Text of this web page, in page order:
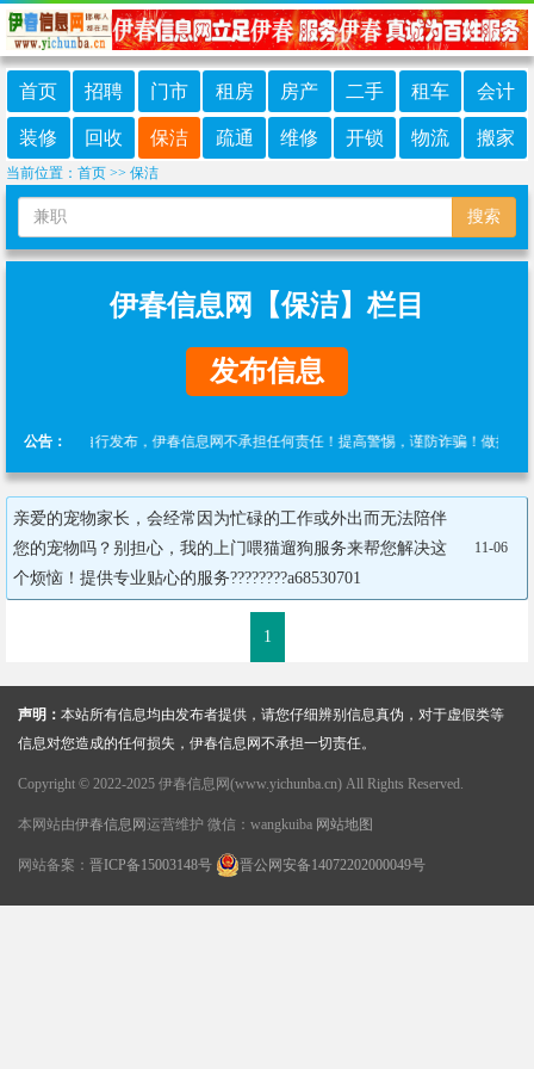
首页 招聘 门市 租房 房产 二手 租车 会计
装修 回收 保洁 疏通 维修 开锁 物流 搬家
当前位置： 首页 >> 保洁
搜索
伊春信息网【保洁】栏目
发布信息
公告：
息由网友自行发布，伊春信息网不承担任何责任！提高警惕，谨防诈骗！做推广
亲爱的宠物家长，会经常因为忙碌的工作或外出而无法陪伴
您的宠物吗？别担心，我的上门喂猫遛狗服务来帮您解决这
个烦恼！提供专业贴心的服务????????a68530701
11-06
1
声明： 本站所有信息均由发布者提供，请您仔细辨别信息真伪，对于虚假类等
信息对您造成的任何损失，伊春信息网不承担一切责任。
Copyright © 2022-2025 伊春信息网(www.yichunba.cn) All Rights Reserved.
本网站由伊春信息网 运营维护 微信：wangkuiba 网站地图
网站备案： 晋ICP备15003148号 晋公网安备14072202000049号